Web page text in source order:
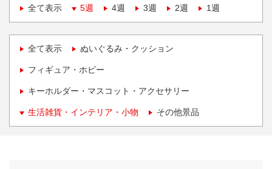
全て表示
5週 4週 3週 2週 1週
全て表示 ぬいぐるみ・クッション
フィギュア・ホビー
キーホルダー・マスコット・アクセサリー
生活雑貨・インテリア・小物 その他景品